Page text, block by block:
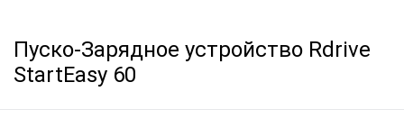
Пуско-Зарядное устройство Rdrive
StartEasy 60